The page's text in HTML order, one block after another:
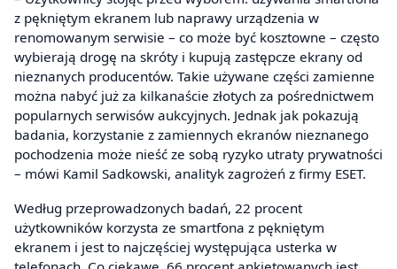
z pękniętym ekranem lub naprawy urządzenia w
renomowanym serwisie – co może być kosztowne – często
wybierają drogę na skróty i kupują zastępcze ekrany od
nieznanych producentów. Takie używane części zamienne
można nabyć już za kilkanaście złotych za pośrednictwem
popularnych serwisów aukcyjnych. Jednak jak pokazują
badania, korzystanie z zamiennych ekranów nieznanego
pochodzenia może nieść ze sobą ryzyko utraty prywatności
– mówi Kamil Sadkowski, analityk zagrożeń z firmy ESET.
Według przeprowadzonych badań, 22 procent
użytkowników korzysta ze smartfona z pękniętym
ekranem i jest to najczęściej występująca usterka w